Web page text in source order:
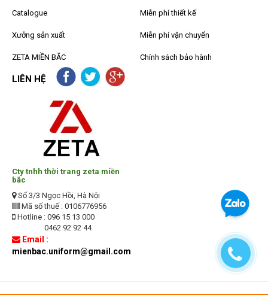
Catalogue
Xưởng sản xuất
ZETA MIỀN BẮC
Miễn phí thiết kế
Miễn phí vận chuyển
Chính sách bảo hành
LIÊN HỆ
Cty tnhh thời trang zeta miền
bắc
Số 3/3 Ngọc Hồi, Hà Nội
Mã số thuế : 0106776956
Hotline : 096 15 13 000
0462 92 92 44
Email :
mienbac.uniform@gmail.com